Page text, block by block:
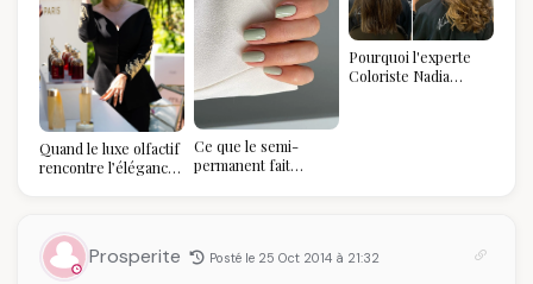
Quand le luxe olfactif
rencontre l’élégance
temps
Ce que le semi-
permanent fait
Pourquoi l'experte
Coloriste Nadia
Prosperite Posté le 25 Oct 2014 à 21:32